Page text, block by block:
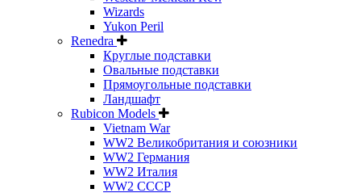
Wizards
Yukon Peril
Renedra
Круглые подставки
Овальные подставки
Прямоугольные подставки
Ландшафт
Rubicon Models
Vietnam War
WW2 Великобритания и союзники
WW2 Германия
WW2 Италия
WW2 СССР